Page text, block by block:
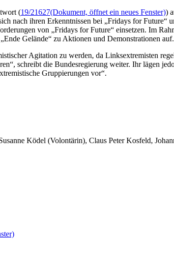
(19/21627(Dokument, öffnet ein neues Fenster))
nach ihren Erkenntnissen bei „Fridays for Future“
von „Fridays for Future“ einsetzen. Im
Gelände“ zu Aktionen und Demonstrationen auf.
Agitation zu werden, da Linksextremisten
schreibt die Bundesregierung weiter. Ihr lägen
Gruppierungen vor“.
Ködel (Volontärin), Claus Peter Kosfeld,